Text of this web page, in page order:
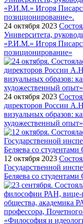
24 октября 2023
Университета,
«Р.И.М.» Игоря
позиционирование»
24 октября 2023
директоров России
визуальных образов:
художественный опыт»
12 октября 2023
Государственной
Беляева со